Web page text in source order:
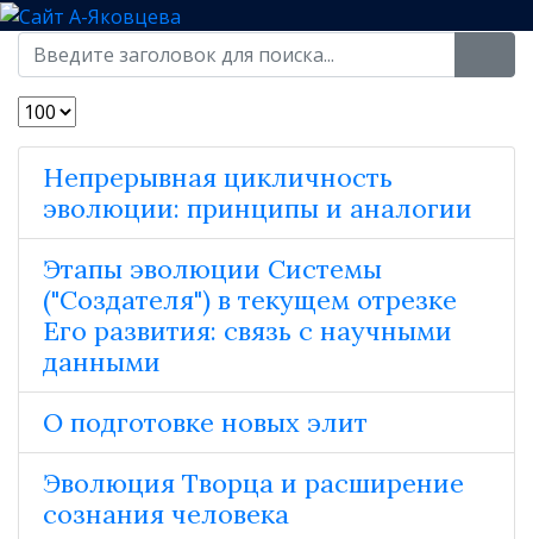
Непрерывная цикличность
эволюции: принципы и аналогии
Этапы эволюции Системы
("Создателя") в текущем отрезке
Его развития: связь с научными
данными
О подготовке новых элит
Эволюция Творца и расширение
сознания человека